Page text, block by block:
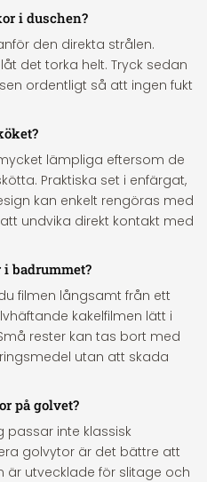
i duschen?
den direkta strålen.
det torka helt. Tryck sedan
ordentligt så att ingen fukt
lämpliga eftersom de
Praktiska set i enfärgat,
kan enkelt rengöras med
undvika direkt kontakt med
badrummet?
filmen långsamt från ett
kakelfilmen lätt i
rester kan tas bort med
utan att skada
på golvet?
passar inte klassisk
golvytor är det bättre att
är utvecklade för slitage och